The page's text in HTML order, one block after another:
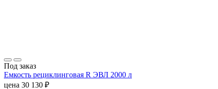
Под заказ
Емкость рециклинговая R ЭВЛ 2000 л
цена 30 130 ₽